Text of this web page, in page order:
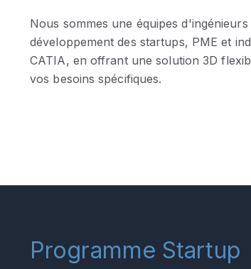
Nous sommes une équipes
développement des startups, PME et
CATIA, en offrant une solution 3D
vos besoins spécifiques.
Programme Startup